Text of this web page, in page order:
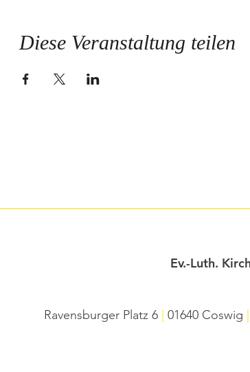
Diese Veranstaltung teilen
Ev.-Luth.
Ravensburger Platz 6 01640 Coswig